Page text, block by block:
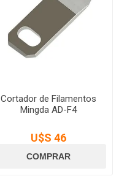
Cortador de Filamentos
Mingda AD-F4
U$S 46